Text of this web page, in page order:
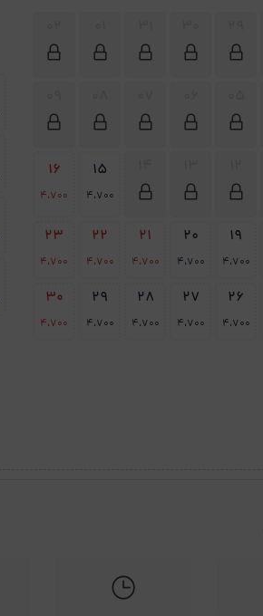
15
4،700
16
4،700
19
4،700
20
4،700
21
4،700
22
4،700
23
4،700
26
4،700
27
4،700
28
4،700
29
4،700
30
4،700